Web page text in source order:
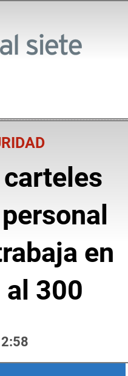
en
300